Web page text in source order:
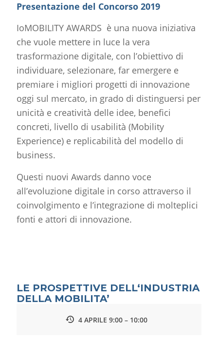
Presentazione del Concorso 2019
IoMOBILITY AWARDS è una nuova iniziativa
che vuole mettere in luce la vera
trasformazione digitale, con l’obiettivo di
individuare, selezionare, far emergere e
premiare i migliori progetti di innovazione
oggi sul mercato, in grado di distinguersi per
unicità e creatività delle idee, benefici
concreti, livello di usabilità (Mobility
Experience) e replicabilità del modello di
business.
Questi nuovi Awards danno voce
all’evoluzione digitale in corso attraverso il
coinvolgimento e l’integrazione di molteplici
fonti e attori di innovazione.
LE PROSPETTIVE DELL‘INDUSTRIA
DELLA MOBILITA’
4 APRILE 9:00 – 10:00